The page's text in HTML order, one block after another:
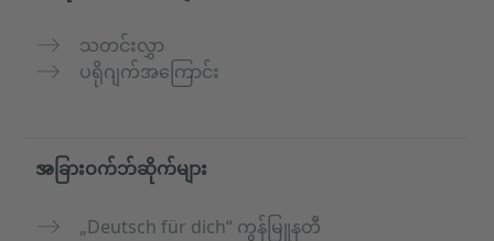
သတင်းလွှာ
ပရိုဂျက်အကြောင်း
အခြားဝက်ဘ်ဆိုက်များ
„Deutsch für dich“ ကွန်မြူနတီ